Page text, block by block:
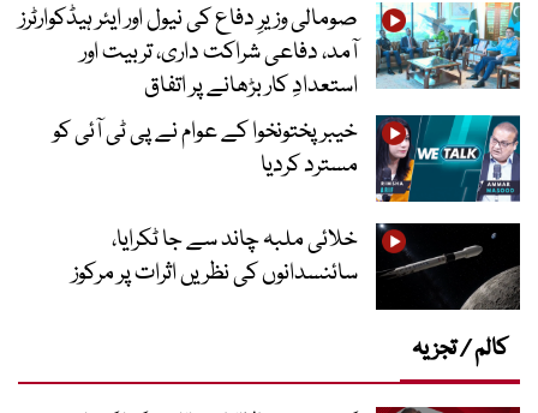
صومالی وزیرِ دفاع کی نیول اور ایئر ہیڈکوارٹرز
آمد، دفاعی شراکت داری، تربیت اور
استعدادِ کار بڑھانے پر اتفاق
خیبرپختونخوا کے عوام نے پی ٹی آئی کو
مسترد کردیا
خلائی ملبہ چاند سے جا ٹکرایا،
سائنسدانوں کی نظریں اثرات پر مرکوز
کالم / تجزیہ